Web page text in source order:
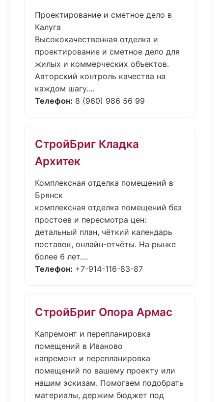
Проектирование и сметное дело в
Калуга
Высококачественная отделка и
проектирование и сметное дело для
жилых и коммерческих объектов.
Авторский контроль качества на
каждом шагу....
Телефон: 8 (960) 986 56 99
СтройБриг Кладка
Архитек
Комплексная отделка помещений в
Брянск
комплексная отделка помещений без
простоев и пересмотра цен:
детальный план, чёткий календарь
поставок, онлайн-отчёты. На рынке
более 6 лет....
Телефон: +7-914-116-83-87
СтройБриг Опора Армас
Капремонт и перепланировка
помещений в Иваново
капремонт и перепланировка
помещений по вашему проекту или
нашим эскизам. Помогаем подобрать
материалы, держим бюджет под